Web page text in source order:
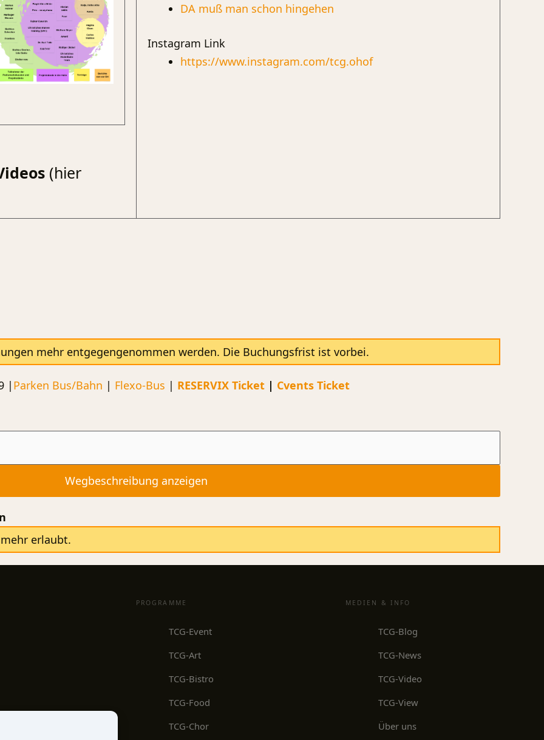
(hier
DA muß man schon hingehen
Instagram Link
https://www.instagram.com/tcg.ohof
mehr entgegengenommen werden. Die Buchungsfrist ist vorbei.
| Parken Bus/Bahn | Flexo-Bus | RESERVIX Ticket | Cvents Ticket
erlaubt.
PROGRAMME
TCG-Event
TCG-Art
TCG-Bistro
TCG-Food
TCG-Chor
MEDIEN & INFO
TCG-Blog
TCG-News
TCG-Video
TCG-View
Über uns